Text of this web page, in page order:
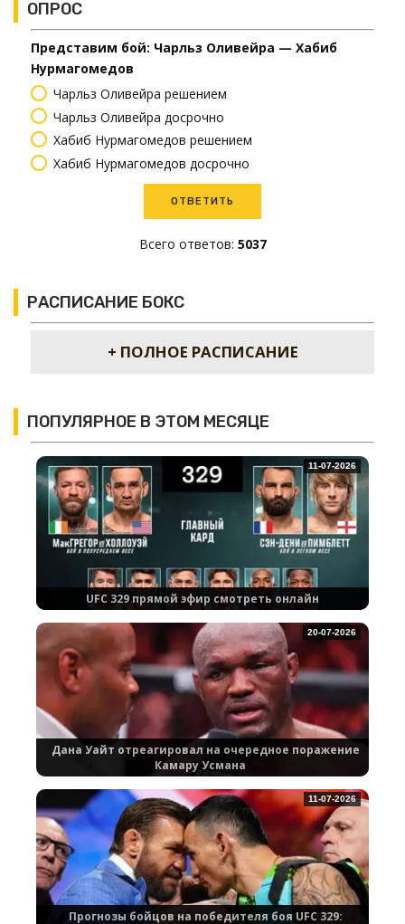
ОПРОС
Представим бой: Чарльз Оливейра — Хабиб
Нурмагомедов
Чарльз Оливейра решением
Чарльз Оливейра досрочно
Хабиб Нурмагомедов решением
Хабиб Нурмагомедов досрочно
Всего ответов: 5037
РАСПИСАНИЕ БОКС
+ ПОЛНОЕ РАСПИСАНИЕ
ПОПУЛЯРНОЕ В ЭТОМ МЕСЯЦЕ
UFC 329 прямой эфир смотреть онлайн
11-07-2026
Дана Уайт отреагировал на очередное поражение
Камару Усмана
20-07-2026
Прогнозы бойцов на победителя боя UFC 329:
11-07-2026